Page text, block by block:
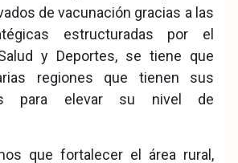
de vacunación gracias a las
estructuradas por el
y Deportes, se tiene que
regiones que tienen sus
para elevar su nivel de
que fortalecer el área rural,